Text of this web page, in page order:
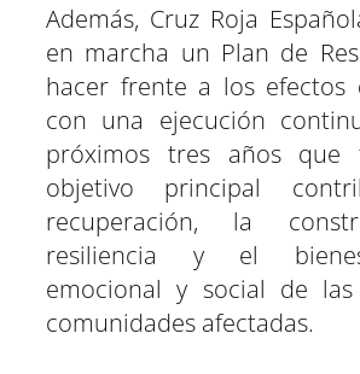
Además, Cruz Roja
en marcha un Plan de
hacer frente a los efectos
con una ejecución
próximos tres años que
objetivo principal
recuperación, la
resiliencia y el
emocional y social de
comunidades afectadas.